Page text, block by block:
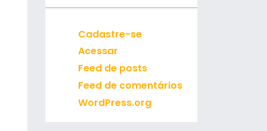
Cadastre-se
Acessar
Feed de posts
Feed de comentários
WordPress.org